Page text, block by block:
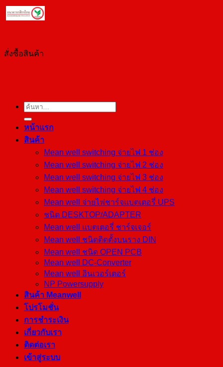
สั่งซื้อสินค้า
ค้นหา:
หน้าแรก
สินค้า
Mean well switching จ่ายไฟ 1 ช่อง
Mean well switching จ่ายไฟ 2 ช่อง
Mean well switching จ่ายไฟ 3 ช่อง
Mean well switching จ่ายไฟ 4 ช่อง
Mean well จ่ายไฟชาร์จแบตเตอรี่ UPS
ชนิด DESKTOP/ADAPTER
Mean well แบตเตอรี่ ชาร์จเจอร์
Mean well ชนิดติดตั้งบนราง DIN
Mean well ชนิด OPEN PCB
Mean well DC-Converter
Mean well อินเวอร์เตอร์
NP Powersupply
สินค้า Meanwell
โปรโมชั่น
การชำระเงิน
เกี่ยวกับเรา
ติดต่อเรา
เข้าสู่ระบบ